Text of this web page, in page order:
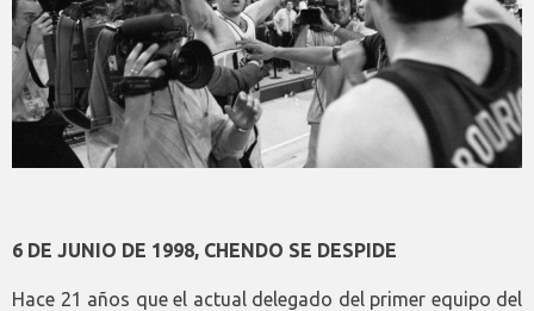
6 DE JUNIO DE 1998, CHENDO SE DESPIDE
Hace 21 años que el actual delegado del primer equipo del